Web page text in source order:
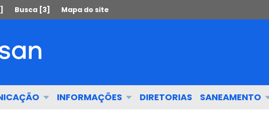
Busca [3] Mapa do site
INFORMAÇÕES DIRETORIAS SANEAMENTO